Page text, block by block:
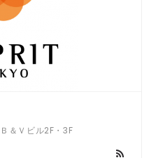
＆Ｖビル2F・3F